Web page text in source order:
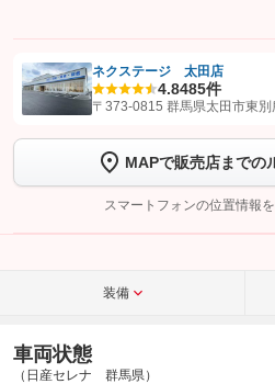
【STEP1】認証画面でグーネットを友だち
トーク画面で
ボタンをタップ
完了してください。
こちら
ネクステージ 太田店
4.8485件
〒373-0815 群馬県太田市東別
MAPで販売店までの
スマートフォンの位置情報
装備
車両状態
（日産セレナ 群馬県）